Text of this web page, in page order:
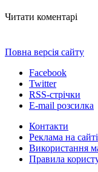
Читати коментарі
Повна версія сайту
Facebook
Twitter
RSS-стрічки
E-mail розсилка
Контакти
Реклама на сайті
Використання
Правила